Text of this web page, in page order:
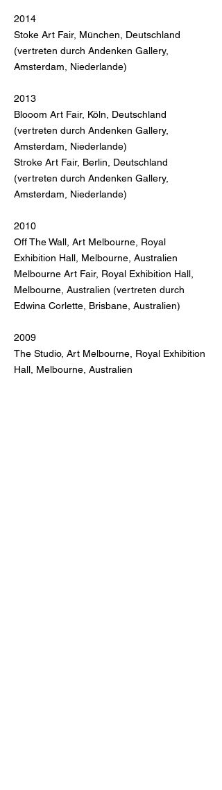
2014
Stoke Art Fair, München, Deutschland
(vertreten durch Andenken Gallery,
Amsterdam, Niederlande)
2013
Blooom Art Fair, Köln, Deutschland
(vertreten durch Andenken Gallery,
Amsterdam, Niederlande)
Stroke Art Fair, Berlin, Deutschland
(vertreten durch Andenken Gallery,
Amsterdam, Niederlande)
2010
Off The Wall, Art Melbourne, Royal
Exhibition Hall, Melbourne, Australien
Melbourne Art Fair, Royal Exhibition Hall,
Melbourne, Australien (vertreten durch
Edwina Corlette, Brisbane, Australien)
2009
The Studio, Art Melbourne, Royal Exhibition
Hall, Melbourne, Australien